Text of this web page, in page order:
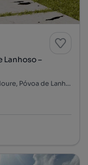
Lanhoso –
Travessa do Souto, Águas Santas e Moure, Póvoa de Lanhoso, Braga